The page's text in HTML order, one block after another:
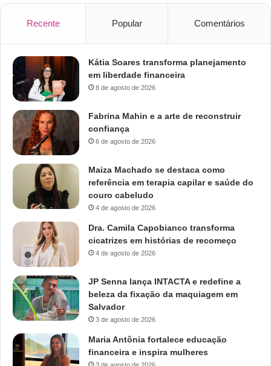
Recente Popular Comentários
Kátia Soares transforma planejamento
em liberdade financeira
8 de agosto de 2026
Fabrina Mahin e a arte de reconstruir
confiança
6 de agosto de 2026
Maiza Machado se destaca como
referência em terapia capilar e saúde do
couro cabeludo
4 de agosto de 2026
Dra. Camila Capobianco transforma
cicatrizes em histórias de recomeço
4 de agosto de 2026
JP Senna lança INTACTA e redefine a
beleza da fixação da maquiagem em
Salvador
3 de agosto de 2026
Maria Antônia fortalece educação
financeira e inspira mulheres